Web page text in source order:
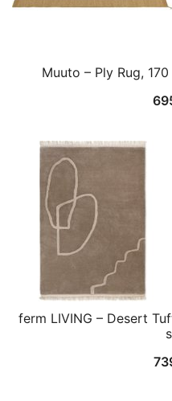
Muuto – Ply Rug,
ferm LIVING – Desert